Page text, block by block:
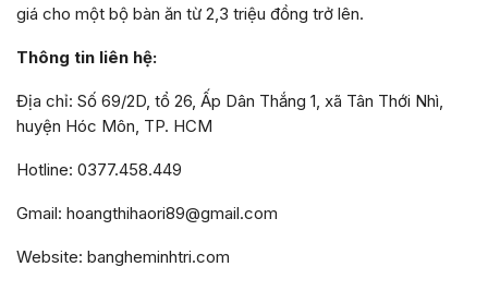
giá cho một bộ bàn ăn từ 2,3 triệu đồng trở lên.
Thông tin liên hệ:
Địa chỉ: Số 69/2D, tổ 26, Ấp Dân Thắng 1, xã Tân Thới Nhì,
huyện Hóc Môn, TP. HCM
Hotline: 0377.458.449
Gmail: hoangthihaori89@gmail.com
Website: bangheminhtri.com